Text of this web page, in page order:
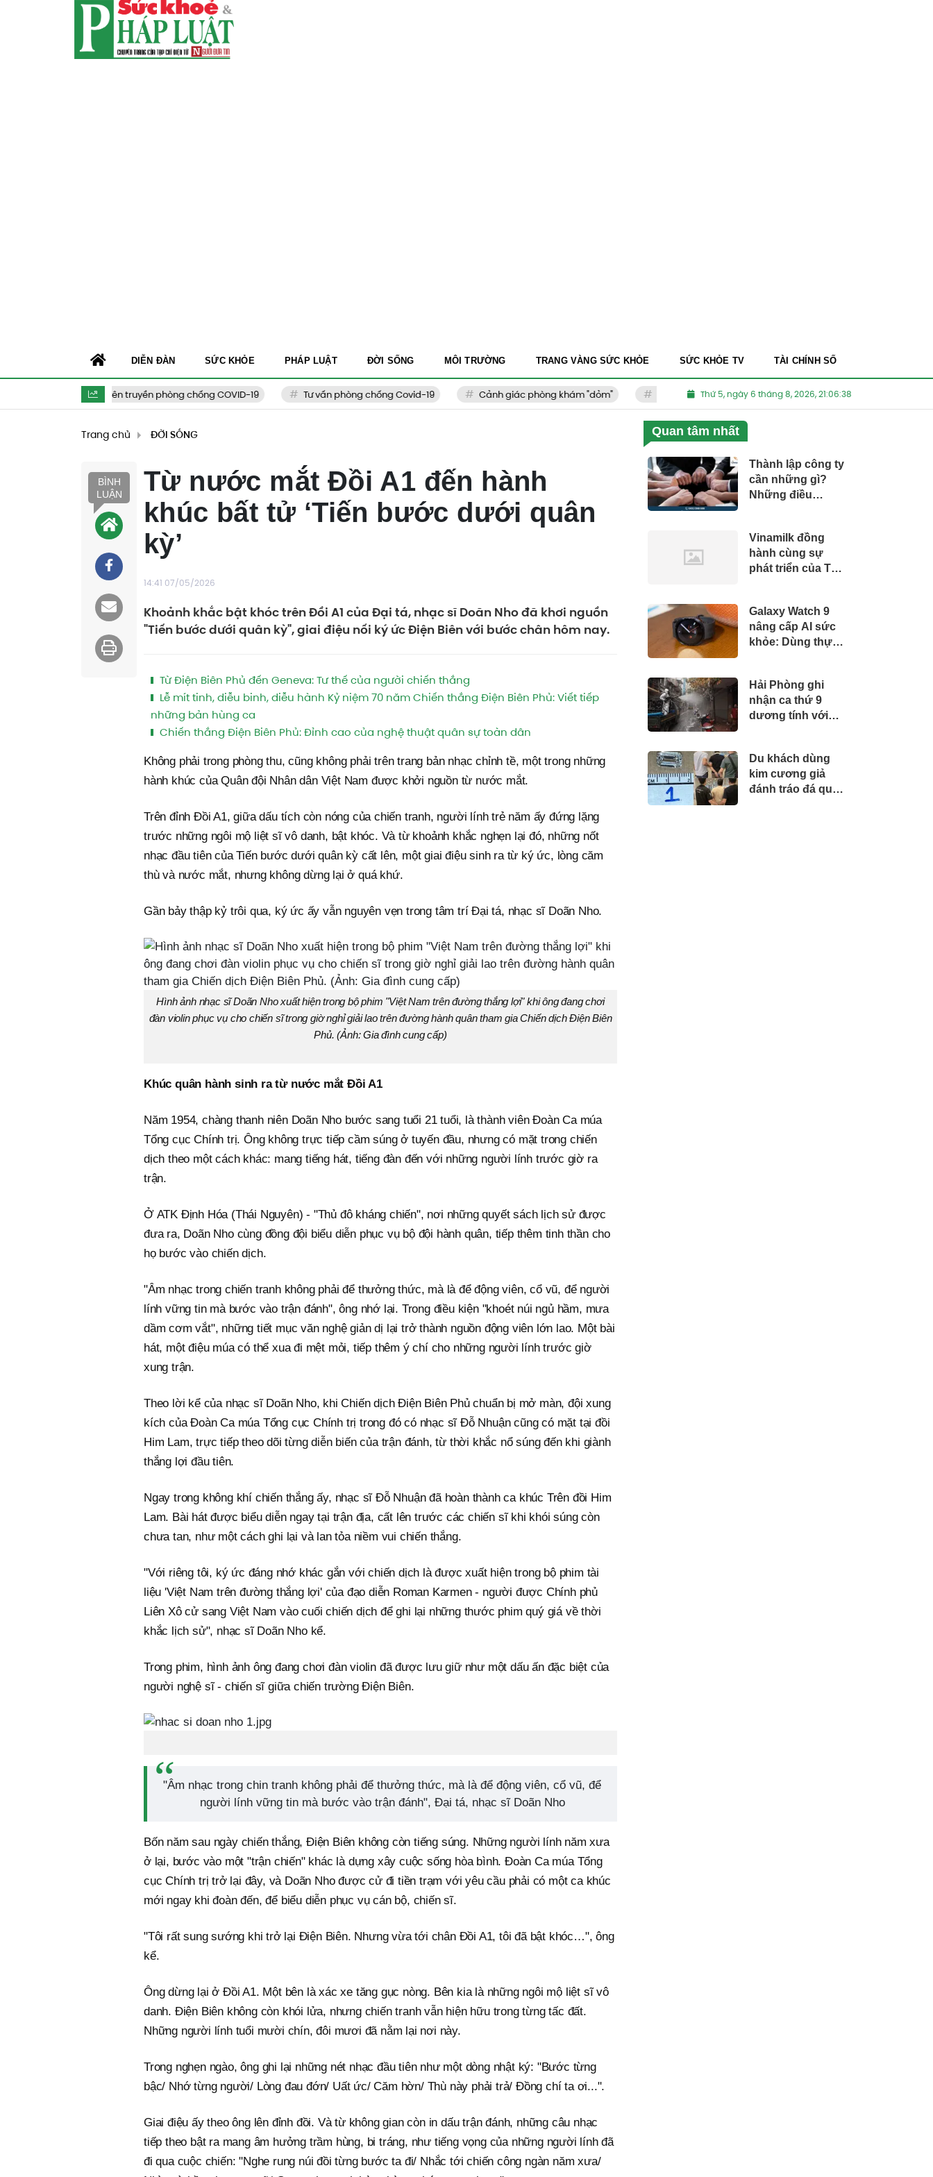
Tuyên truyền phòng chống COVID-19 Tư vấn phòng chống Covid-19 Cảnh giác phòng khám "dỏm" Thẩm mỹ viện kém chất lượng Thuốc Nam dành cho
Thứ 5, ngày 6 tháng 8, 2026, 21:06:39
DIỄN ĐÀN SỨC KHỎE PHÁP LUẬT ĐỜI SỐNG MÔI TRƯỜNG TRANG VÀNG SỨC KHỎE SỨC KHỎE TV TÀI CHÍNH SỐ
Trang chủ ĐỜI SỐNG
BÌNH
LUẬN
Từ nước mắt Đồi A1 đến hành
khúc bất tử ‘Tiến bước dưới quân
kỳ’
14:41 07/05/2026
Khoảnh khắc bật khóc trên Đồi A1 của Đại tá, nhạc sĩ Doãn Nho đã khơi nguồn
"Tiến bước dưới quân kỳ", giai điệu nối ký ức Điện Biên với bước chân hôm nay.
Từ Điện Biên Phủ đến Geneva: Tư thế của người chiến thắng
Lễ mít tinh, diễu binh, diễu hành Kỷ niệm 70 năm Chiến thắng Điện Biên Phủ: Viết tiếp
những bản hùng ca
Chiến thắng Điện Biên Phủ: Đỉnh cao của nghệ thuật quân sự toàn dân
Không phải trong phòng thu, cũng không phải trên trang bản nhạc chỉnh tề, một trong những
hành khúc của Quân đội Nhân dân Việt Nam được khởi nguồn từ nước mắt.
Trên đỉnh Đồi A1, giữa dấu tích còn nóng của chiến tranh, người lính trẻ năm ấy đứng lặng
trước những ngôi mộ liệt sĩ vô danh, bật khóc. Và từ khoảnh khắc nghẹn lại đó, những nốt
nhạc đầu tiên của Tiến bước dưới quân kỳ cất lên, một giai điệu sinh ra từ ký ức, lòng căm
thù và nước mắt, nhưng không dừng lại ở quá khứ.
Gần bảy thập kỷ trôi qua, ký ức ấy vẫn nguyên vẹn trong tâm trí Đại tá, nhạc sĩ Doãn Nho.
Hình ảnh nhạc sĩ Doãn Nho xuất hiện trong bộ phim "Việt Nam trên đường thắng lợi" khi ông đang chơi
đàn violin phục vụ cho chiến sĩ trong giờ nghỉ giải lao trên đường hành quân tham gia Chiến dịch Điện Biên
Phủ. (Ảnh: Gia đình cung cấp)
Khúc quân hành sinh ra từ nước mắt Đồi A1
Năm 1954, chàng thanh niên Doãn Nho bước sang tuổi 21 tuổi, là thành viên Đoàn Ca múa
Tổng cục Chính trị. Ông không trực tiếp cầm súng ở tuyến đầu, nhưng có mặt trong chiến
dịch theo một cách khác: mang tiếng hát, tiếng đàn đến với những người lính trước giờ ra
trận.
Ở ATK Định Hóa (Thái Nguyên) - "Thủ đô kháng chiến", nơi những quyết sách lịch sử được
đưa ra, Doãn Nho cùng đồng đội biểu diễn phục vụ bộ đội hành quân, tiếp thêm tinh thần cho
họ bước vào chiến dịch.
"Âm nhạc trong chiến tranh không phải để thưởng thức, mà là để động viên, cổ vũ, để người
lính vững tin mà bước vào trận đánh", ông nhớ lại. Trong điều kiện "khoét núi ngủ hầm, mưa
dầm cơm vắt", những tiết mục văn nghệ giản dị lại trở thành nguồn động viên lớn lao. Một bài
hát, một điệu múa có thể xua đi mệt mỏi, tiếp thêm ý chí cho những người lính trước giờ
xung trận.
Theo lời kể của nhạc sĩ Doãn Nho, khi Chiến dịch Điện Biên Phủ chuẩn bị mở màn, đội xung
kích của Đoàn Ca múa Tổng cục Chính trị trong đó có nhạc sĩ Đỗ Nhuận cũng có mặt tại đồi
Him Lam, trực tiếp theo dõi từng diễn biến của trận đánh, từ thời khắc nổ súng đến khi giành
thắng lợi đầu tiên.
Ngay trong không khí chiến thắng ấy, nhạc sĩ Đỗ Nhuận đã hoàn thành ca khúc Trên đồi Him
Lam. Bài hát được biểu diễn ngay tại trận địa, cất lên trước các chiến sĩ khi khói súng còn
chưa tan, như một cách ghi lại và lan tỏa niềm vui chiến thắng.
"Với riêng tôi, ký ức đáng nhớ khác gắn với chiến dịch là được xuất hiện trong bộ phim tài
liệu 'Việt Nam trên đường thắng lợi' của đạo diễn Roman Karmen - người được Chính phủ
Liên Xô cử sang Việt Nam vào cuối chiến dịch để ghi lại những thước phim quý giá về thời
khắc lịch sử", nhạc sĩ Doãn Nho kể.
Trong phim, hình ảnh ông đang chơi đàn violin đã được lưu giữ như một dấu ấn đặc biệt của
người nghệ sĩ - chiến sĩ giữa chiến trường Điện Biên.
"Âm nhạc trong chin tranh không phải để thưởng thức, mà là để động viên, cổ vũ, để
người lính vững tin mà bước vào trận đánh", Đại tá, nhạc sĩ Doãn Nho
Bốn năm sau ngày chiến thắng, Điện Biên không còn tiếng súng. Những người lính năm xưa
ở lại, bước vào một "trận chiến" khác là dựng xây cuộc sống hòa bình. Đoàn Ca múa Tổng
cục Chính trị trở lại đây, và Doãn Nho được cử đi tiền trạm với yêu cầu phải có một ca khúc
mới ngay khi đoàn đến, để biểu diễn phục vụ cán bộ, chiến sĩ.
"Tôi rất sung sướng khi trở lại Điện Biên. Nhưng vừa tới chân Đồi A1, tôi đã bật khóc…", ông
kể.
Ông dừng lại ở Đồi A1. Một bên là xác xe tăng gục nòng. Bên kia là những ngôi mộ liệt sĩ vô
danh. Điện Biên không còn khói lửa, nhưng chiến tranh vẫn hiện hữu trong từng tấc đất.
Những người lính tuổi mười chín, đôi mươi đã nằm lại nơi này.
Trong nghẹn ngào, ông ghi lại những nét nhạc đầu tiên như một dòng nhật ký: "Bước từng
bậc/ Nhớ từng người/ Lòng đau đớn/ Uất ức/ Căm hờn/ Thù này phải trả/ Đồng chí ta ơi...".
Giai điệu ấy theo ông lên đỉnh đồi. Và từ không gian còn in dấu trận đánh, những câu nhạc
tiếp theo bật ra mang âm hưởng trầm hùng, bi tráng, như tiếng vọng của những người lính đã
đi qua cuộc chiến: "Nghe rung núi đồi từng bước ta đi/ Nhắc tới chiến công ngàn năm xưa/
Quan tâm nhất
Thành lập công ty
cần những gì?
Những điều
Vinamilk đồng
hành cùng sự
phát triển của Thủ
Galaxy Watch 9
nâng cấp AI sức
khỏe: Dùng thực
Hải Phòng ghi
nhận ca thứ 9
dương tính với
huyện Vĩnh Bảo
Du khách dùng
kim cương giả
đánh tráo đá quý